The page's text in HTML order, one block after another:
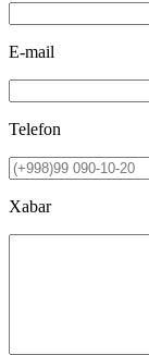
E-mail
Telefon
Xabar